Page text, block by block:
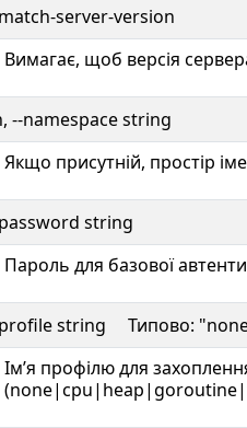
server-version
Вимагає, щоб версія
--namespace string
Якщо присутній, простір
string
Пароль для базової
string Типово:
Імʼя профілю для